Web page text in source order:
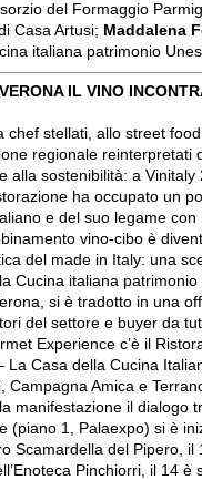
del Formaggio
Casa Artusi; Maddalena
italiana patrimonio
IL VINO
chef stellati, allo street
regionale reinterpretati
alla sostenibilità: a Vinitaly
ha occupato un
e del suo legame con
vino-cibo è
del made in Italy: una
Cucina italiana patrimonio
si è tradotto in una
del settore e buyer da
Experience c’è il
La Casa della Cucina
Campagna Amica e
manifestazione il dialogo
(piano 1, Palaexpo) si è
Scamardella del Pipero, il
Pinchiorri, il 14 è